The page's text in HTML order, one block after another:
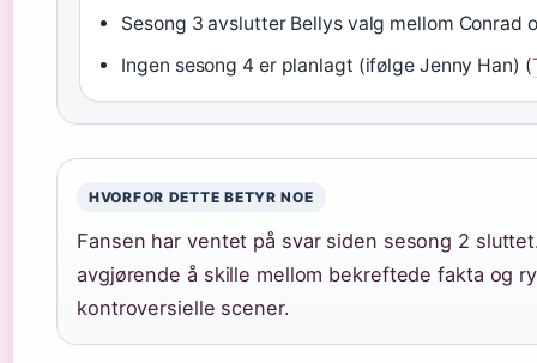
Sesong 3 avslutter Bellys valg mellom Conrad
Ingen sesong 4 er planlagt (ifølge Jenny Han) (
HVORFOR DETTE BETYR NOE
Fansen har ventet på svar siden sesong 2
avgjørende å skille mellom bekreftede fakta og
kontroversielle scener.